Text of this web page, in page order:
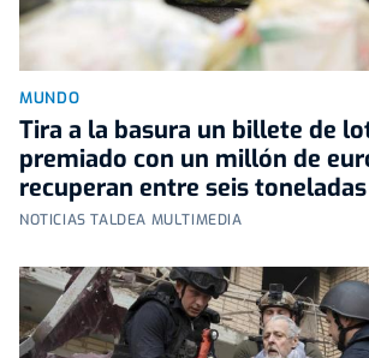
MUNDO
Tira a la basura un billete de
premiado con un millón de
recuperan entre seis
NOTICIAS TALDEA MULTIMEDIA